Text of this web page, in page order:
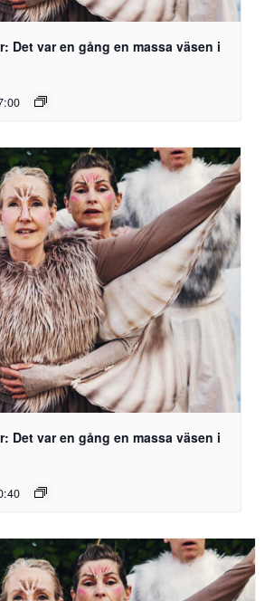
Det var en gång en massa väsen i
Det var en gång en massa väsen i